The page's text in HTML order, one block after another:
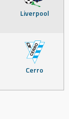
Liverpool
Cerro